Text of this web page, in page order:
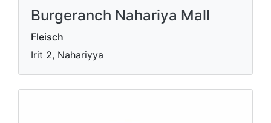
Burgeranch Nahariya Mall
Fleisch
Irit 2, Nahariyya